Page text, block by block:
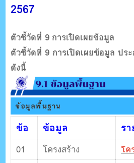
2567
ตัวชี้วัดที่ 9 การเปิดเผยข้อมูล
ตัวชี้วัดที่ 9 การเปิดเผยข้อมูล ปร
ดังนี้
ข้อ ข้อมูล ร
01 โครงสร้าง
โค